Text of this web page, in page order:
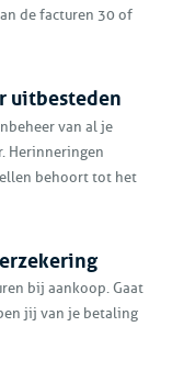
de facturen 30 of
uitbesteden
van al je
Herinneringen
behoort tot het
bij aankoop. Gaat
jij van je betaling